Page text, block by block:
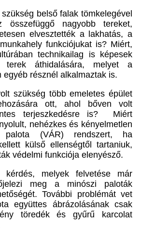
belső falak tömkelegével
összefüggő nagyobb tereket,
elvesztették a lakhatás, a
funkciójukat is? Miért,
technikailag is képesek
terek áthidalására, melyet a
egyéb résznél alkalmaztak is.
több emeletes épület
ott, ahol bőven volt
terjeszkedésre is? Miért
nehézkes és kényelmetlen
palota (VÁR) rendszert, ha
külső ellenségtől tartaniuk,
védelmi funkciója elenyésző.
melyek felvetése már
meg a minószi paloták
További problémát vet
együttes ábrázolásának csak
töredék és gyűrű karcolat